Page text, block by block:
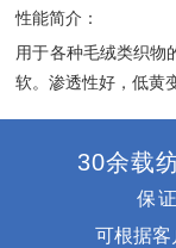
性能简介：
用于各种毛绒类织物
软。渗透性好，低黄
30余载
保
可根据客